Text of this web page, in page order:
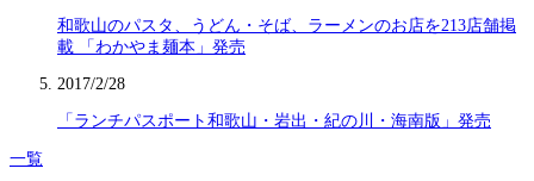
和歌山のパスタ、うどん・そば、ラーメンのお店を213店舗掲
載 「わかやま麺本」発売
2017/2/28
「ランチパスポート和歌山・岩出・紀の川・海南版」発売
一覧